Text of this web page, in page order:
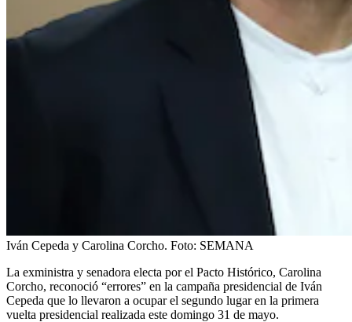
Iván Cepeda y Carolina Corcho. Foto: SEMANA
La exministra y senadora electa por el Pacto Histórico, Carolina
Corcho, reconoció “errores” en la campaña presidencial de Iván
Cepeda que lo llevaron a ocupar el segundo lugar en la primera
vuelta presidencial realizada este domingo 31 de mayo.